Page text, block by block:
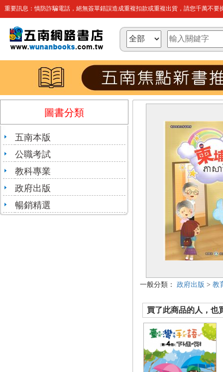
重要訊息：慎防詐騙電話，絕無簽單錯誤造成重複扣款或重複出貨，請您千萬不要
圖書分類
五南本版
公職考試
教科專業
政府出版
暢銷精選
一般分類： 政府出版 > 教
買了此商品的人，也